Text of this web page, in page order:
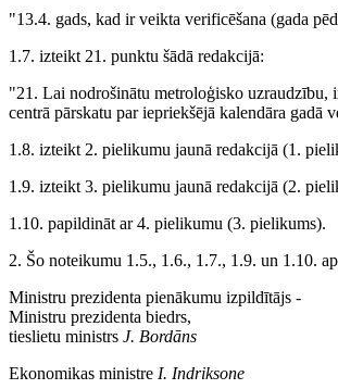
"13.4. gads, kad ir veikta verificēšana (gada
1.7. izteikt 21. punktu šādā redakcijā:
"21. Lai nodrošinātu metroloģisko uzraudzību,
centrā pārskatu par iepriekšējā kalendāra
1.8. izteikt 2. pielikumu jaunā redakcijā (1.
1.9. izteikt 3. pielikumu jaunā redakcijā (2.
1.10. papildināt ar 4. pielikumu (3. pielikums).
2. Šo noteikumu 1.5., 1.6., 1.7., 1.9. un 1.10.
Ministru prezidenta pienākumu izpildītājs -
Ministru prezidenta biedrs,
tieslietu ministrs J. Bordāns
Ekonomikas ministre I. Indriksone